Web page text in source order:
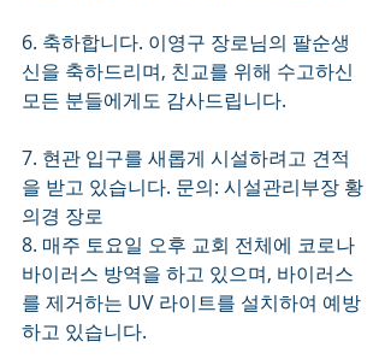
6. 축하합니다. 이영구 장로님의 팔순생
신을 축하드리며, 친교를 위해 수고하신
모든 분들에게도 감사드립니다.
7. 현관 입구를 새롭게 시설하려고 견적
을 받고 있습니다. 문의: 시설관리부장 황
의경 장로
8. 매주 토요일 오후 교회 전체에 코로나
바이러스 방역을 하고 있으며, 바이러스
를 제거하는 UV 라이트를 설치하여 예방
하고 있습니다.